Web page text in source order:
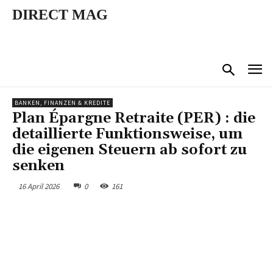
DIRECT MAG
BANKEN, FINANZEN & KREDITE
Plan Épargne Retraite (PER) : die
detaillierte Funktionsweise, um
die eigenen Steuern ab sofort zu
senken
16 April 2026 0 161